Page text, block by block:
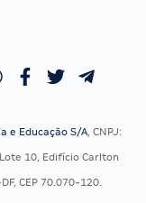
OAB
e Educação S/A, CNPJ:
10, Edifício Carlton
CEP 70.070-120.